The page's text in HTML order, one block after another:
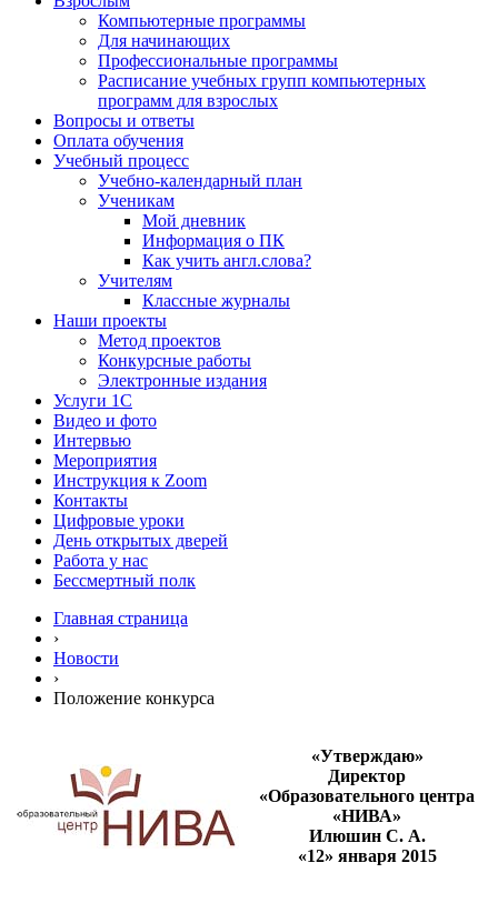
Компьютерные программы
Для начинающих
Профессиональные программы
Расписание учебных групп компьютерных
программ для взрослых
Вопросы и ответы
Оплата обучения
Учебный процесс
Учебно-календарный план
Ученикам
Мой дневник
Информация о ПК
Как учить англ.слова?
Учителям
Классные журналы
Наши проекты
Метод проектов
Конкурсные работы
Электронные издания
Услуги 1C
Видео и фото
Интервью
Мероприятия
Инструкция к Zoom
Контакты
Цифровые уроки
День открытых дверей
Работа у нас
Бессмертный полк
Главная страница
›
Новости
›
Положение конкурса
«Утверждаю»
Директор
«Образовательного центра
«НИВА»
Илюшин С. А.
«12» января 2015